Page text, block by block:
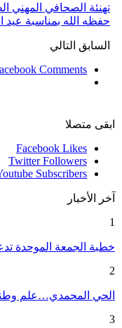
تهنئة الصحافي المهني
حفظه الله بمناسبة
السابق التالي
Comments
ابقى متصلا
Facebook Likes
Twitter Followers
Subscribers
آخر الأخبار
1
خطبة الجمعة الموحدة
2
الحي المحمدي…علم
3